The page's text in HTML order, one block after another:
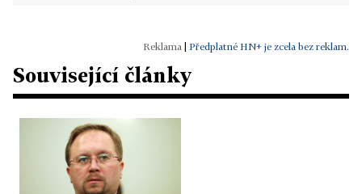
Předplatné HN+ je zcela bez reklam.
Související články